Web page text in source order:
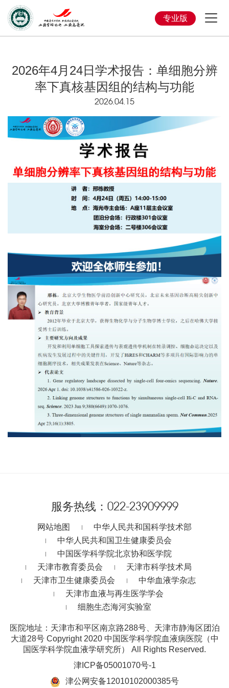
专业版
2026年4月24日学术报告：单细胞分辨
率下真核基因组的结构与功能
2026.04.15
服务热线： 022-23909999
网站地图
中华人民共和国科学技术部
中华人民共和国卫生健康委员会
中国医学科学院北京协和医学院
天津市教育委员会
天津市科学技术局
天津市卫生健康委员会
中华血液学杂志
天津市血液与再生医学学会
细胞生态海河实验室
医院地址：天津市和平区南京路288号、天津市静海区团泊
大道28号 Copyright 2020 中国医学科学院血液病医院（中
国医学科学院血液学研究所） All Rights Reserved.
津ICP备05001070号-1
津公网安备12010102000385号